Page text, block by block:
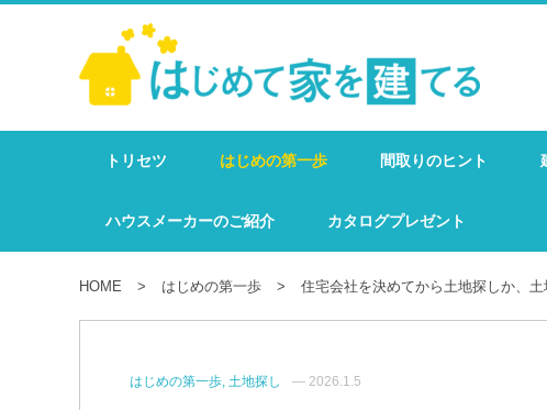
トリセツ はじめの第一歩 間取りのヒント
ハウスメーカーのご紹介 カタログプレゼント
HOME はじめの第一歩 住宅会社を決めてから土地探しか、
はじめの第一歩, 土地探し — 2026.1.5